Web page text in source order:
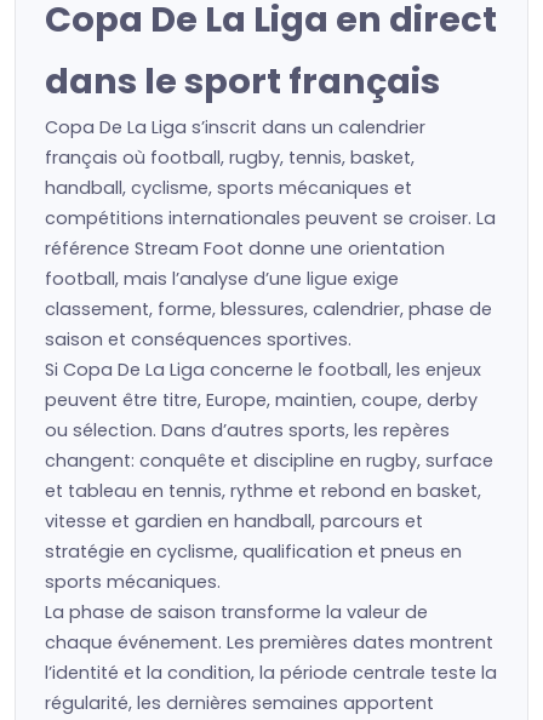
Copa De La Liga en direct
dans le sport français
Copa De La Liga s’inscrit dans un calendrier
français où football, rugby, tennis, basket,
handball, cyclisme, sports mécaniques et
compétitions internationales peuvent se croiser. La
référence Stream Foot donne une orientation
football, mais l’analyse d’une ligue exige
classement, forme, blessures, calendrier, phase de
saison et conséquences sportives.
Si Copa De La Liga concerne le football, les enjeux
peuvent être titre, Europe, maintien, coupe, derby
ou sélection. Dans d’autres sports, les repères
changent: conquête et discipline en rugby, surface
et tableau en tennis, rythme et rebond en basket,
vitesse et gardien en handball, parcours et
stratégie en cyclisme, qualification et pneus en
sports mécaniques.
La phase de saison transforme la valeur de
chaque événement. Les premières dates montrent
l’identité et la condition, la période centrale teste la
régularité, les dernières semaines apportent